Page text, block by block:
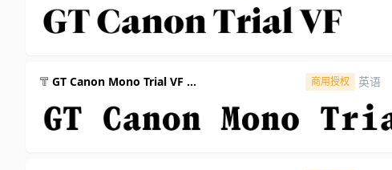
GT Canon Mono Trial VF
（GTCanonMonoTrialVF） 商用授权 英语